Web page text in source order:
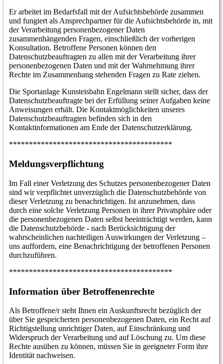
Er arbeitet im Bedarfsfall mit der Aufsichtsbehörde zusammen
und fungiert als Ansprechpartner für die Aufsichtsbehörde in, mit
der Verarbeitung personenbezogener Daten
zusammenhängenden Fragen, einschließlich der vorherigen
Konsultation. Betroffene Personen können den
Datenschutzbeauftragten zu allen mit der Verarbeitung ihrer
personenbezogenen Daten und mit der Wahrnehmung ihrer
Rechte im Zusammenhang stehenden Fragen zu Rate ziehen.
Die Sportanlage Kunsteisbahn Engelmann stellt sicher, dass der
Datenschutzbeauftragte bei der Erfüllung seiner Aufgaben keine
Anweisungen erhält. Die Kontaktmöglichkeiten unseres
Datenschutzbeauftragten befinden sich in den
Kontaktinformationen am Ende der Datenschutzerklärung.
*****************************************
Meldungsverpflichtung
Im Fall einer Verletzung des Schutzes personenbezogener Daten
sind wir verpflichtet unverzüglich die Datenschutzbehörde von
dieser Verletzung zu benachrichtigen. Ist anzunehmen, dass
durch eine solche Verletzung Personen in ihrer Privatsphäre oder
die personenbezogenen Daten selbst beeinträchtigt werden, kann
die Datenschutzbehörde - nach Berücksichtigung der
wahrscheinlichen nachteiligen Auswirkungen der Verletzung –
uns auffordern, eine Benachrichtigung der betroffenen Personen
durchzuführen.
*****************************************
Information über Betroffenenrechte
Als Betroffene/r steht Ihnen ein Auskunftsrecht bezüglich der
über Sie gespeicherten personenbezogenen Daten, ein Recht auf
Richtigstellung unrichtiger Daten, auf Einschränkung und
Widerspruch der Verarbeitung und auf Löschung zu. Um diese
Rechte ausüben zu können, müssen Sie in geeigneter Form ihre
Identität nachweisen.